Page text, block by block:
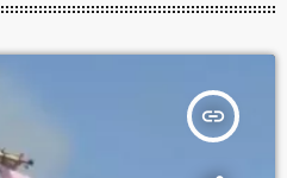
insert_link